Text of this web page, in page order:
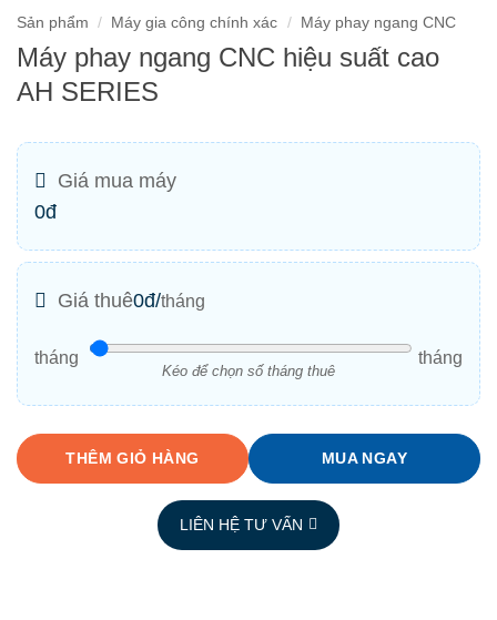
Sản phẩm / Máy gia công chính xác / Máy phay ngang CNC
Máy phay ngang CNC hiệu suất cao
AH SERIES
Giá mua máy
0đ
Giá thuê0đ/tháng
tháng
Kéo để chọn số tháng thuê
tháng
THÊM GIỎ HÀNG MUA NGAY
LIÊN HỆ TƯ VẤN